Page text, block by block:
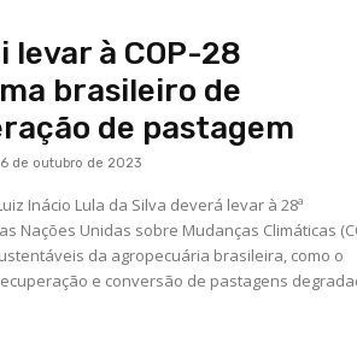
levar à COP-28
brasileiro de
de pastagem
de outubro de 2023
Inácio Lula da Silva deverá levar à 28ª
Nações Unidas sobre Mudanças Climáticas
da agropecuária brasileira, como o
e conversão de pastagens